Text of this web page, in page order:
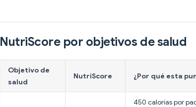
NutriScore por objetivos de salud
Objetivo de
salud
NutriScore ¿Por qué esta
450 calorías por